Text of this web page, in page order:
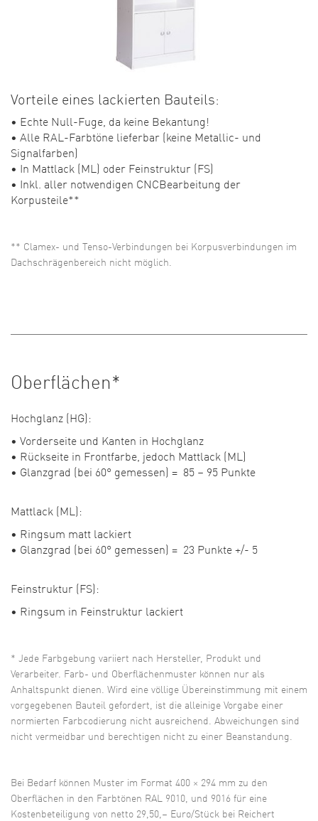
Vorteile eines lackierten Bauteils:
• Echte Null-Fuge, da keine Bekantung!
• Alle RAL-Farbtöne lieferbar (keine Metallic- und
Signalfarben)
• In Mattlack (ML) oder Feinstruktur (FS)
• Inkl. aller notwendigen CNCBearbeitung der
Korpusteile**
** Clamex- und Tenso-Verbindungen bei Korpusverbindungen im
Dachschrägenbereich nicht möglich.
Oberflächen*
Hochglanz (HG):
Vorderseite und Kanten in Hochglanz
Rückseite in Frontfarbe, jedoch Mattlack (ML)
Glanzgrad (bei 60° gemessen) = 85 – 95 Punkte
Mattlack (ML):
Ringsum matt lackiert
Glanzgrad (bei 60° gemessen) = 23 Punkte +/- 5
Feinstruktur (FS):
Ringsum in Feinstruktur lackiert
* Jede Farbgebung variiert nach Hersteller, Produkt und
Verarbeiter. Farb- und Oberflächenmuster können nur als
Anhaltspunkt dienen. Wird eine völlige Übereinstimmung mit einem
vorgegebenen Bauteil gefordert, ist die alleinige Vorgabe einer
normierten Farbcodierung nicht ausreichend. Abweichungen sind
nicht vermeidbar und berechtigen nicht zu einer Beanstandung.
Bei Bedarf können Muster im Format 400 × 294 mm zu den
Oberflächen in den Farbtönen RAL 9010, und 9016 für eine
Kostenbeteiligung von netto 29,50,– Euro/Stück bei Reichert